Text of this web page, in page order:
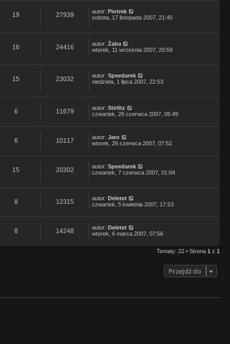
19 27939 autor: Piotrek
sobota, 17 listopada 2007, 21:45
16 24416 autor: Żaba
wtorek, 11 września 2007, 20:59
15 23032 autor: Speedarek
niedziela, 1 lipca 2007, 22:53
6 11679 autor: Stirlitz
czwartek, 28 czerwca 2007, 05:49
6 10117 autor: Jaro
wtorek, 26 czerwca 2007, 07:52
15 20302 autor: Speedarek
czwartek, 7 czerwca 2007, 01:04
8 12315 autor: Deletet
czwartek, 5 kwietnia 2007, 17:53
8 14248 autor: Deletet
wtorek, 6 marca 2007, 07:56
Tematy: 22 • Strona 1 z 1
Przejdź do